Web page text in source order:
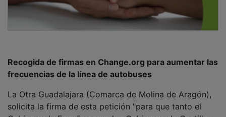
frecuencias de la línea de autobuses
solicita la firma de esta petición "para que tanto el
Gobierno de España como los Gobiernos de Castilla-